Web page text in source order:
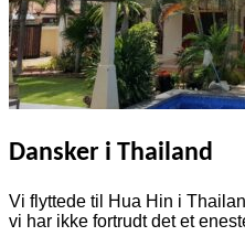
Dansker i Thailand
Vi flyttede til Hua Hin i
vi har ikke fortrudt det et